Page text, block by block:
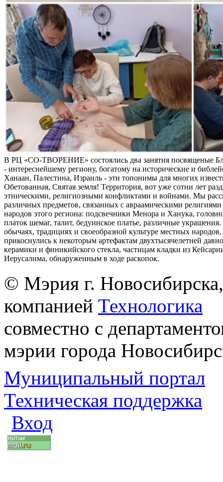
В РЦ «СО-ТВОРЕНИЕ» состоялись два занятия посвященые
- интереснейшему региону, богатому на исторические и
Ханаан, Палестина, Израиль - эти топонимы для многих
Обетованная, Святая земля! Территория, вот уже сотни лет
этническими, религиозными конфликтами и войнами. Мы
различных предметов, связанных с авраамическими религиями
народов этого региона: подсвечники Менора и Ханука,
платок шемаг, талит, бедуинское платье, различные
обычаях, традициях и своеобразной культуре местных
прикоснулись к некоторым артефактам двухтысячелетней
керамики и финикийского стекла, частицам кладки из
Иерусалима, обнаруженным в ходе раскопок.
© Мэрия г.
компанией Технологика
совместно с
мэрии города
Муниципальный портал
Техническая поддержка
Вход